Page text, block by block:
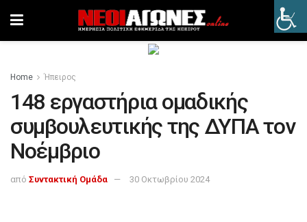
Home Ήπειρος
148 εργαστήρια ομαδικής
συμβουλευτικής της ΔΥΠΑ τον
Νοέμβριο
από Συντακτική Ομάδα 30 Οκτωβρίου 2024